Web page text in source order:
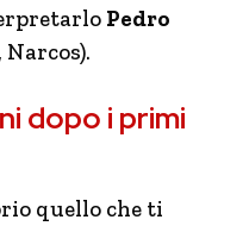
Pedro
dopo i primi
quello che ti